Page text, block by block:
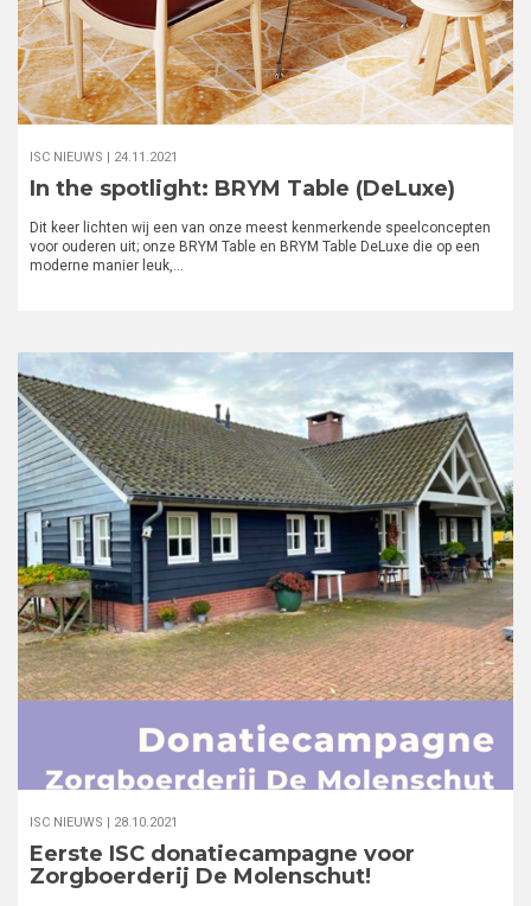
ISC NIEUWS | 24.11.2021
In the spotlight: BRYM Table (DeLuxe)
Dit keer lichten wij een van onze meest kenmerkende speelconcepten
voor ouderen uit; onze BRYM Table en BRYM Table DeLuxe die op een
moderne manier leuk,…
ISC NIEUWS | 28.10.2021
Eerste ISC donatiecampagne voor
Zorgboerderij De Molenschut!